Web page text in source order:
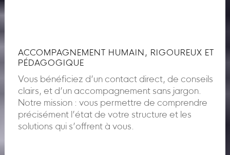
ACCOMPAGNEMENT HUMAIN, RIGOUREUX ET
PÉDAGOGIQUE
Vous bénéficiez d’un contact direct, de conseils
clairs, et d’un accompagnement sans jargon.
Notre mission : vous permettre de comprendre
précisément l’état de votre structure et les
solutions qui s’offrent à vous.